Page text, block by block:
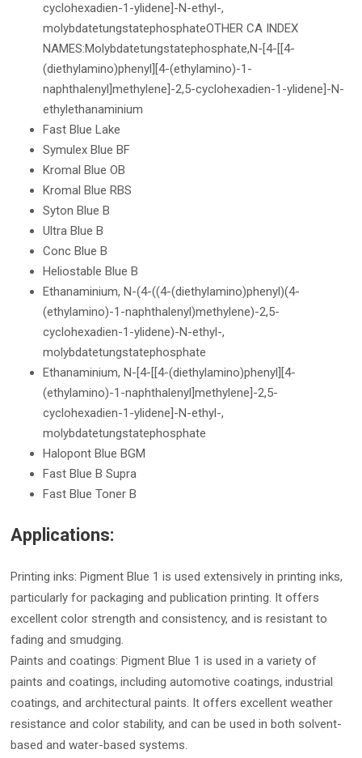
cyclohexadien-1-ylidene]-N-ethyl-,
molybdatetungstatephosphateOTHER CA INDEX
NAMES:Molybdatetungstatephosphate,N-[4-[[4-
(diethylamino)phenyl][4-(ethylamino)-1-
naphthalenyl]methylene]-2,5-cyclohexadien-1-ylidene]-N-
ethylethanaminium
Fast Blue Lake
Symulex Blue BF
Kromal Blue OB
Kromal Blue RBS
Syton Blue B
Ultra Blue B
Conc Blue B
Heliostable Blue B
Ethanaminium, N-(4-((4-(diethylamino)phenyl)(4-
(ethylamino)-1-naphthalenyl)methylene)-2,5-
cyclohexadien-1-ylidene)-N-ethyl-,
molybdatetungstatephosphate
Ethanaminium, N-[4-[[4-(diethylamino)phenyl][4-
(ethylamino)-1-naphthalenyl]methylene]-2,5-
cyclohexadien-1-ylidene]-N-ethyl-,
molybdatetungstatephosphate
Halopont Blue BGM
Fast Blue B Supra
Fast Blue Toner B
Applications:
Printing inks: Pigment Blue 1 is used extensively in printing inks,
particularly for packaging and publication printing. It offers
excellent color strength and consistency, and is resistant to
fading and smudging.
Paints and coatings: Pigment Blue 1 is used in a variety of
paints and coatings, including automotive coatings, industrial
coatings, and architectural paints. It offers excellent weather
resistance and color stability, and can be used in both solvent-
based and water-based systems.